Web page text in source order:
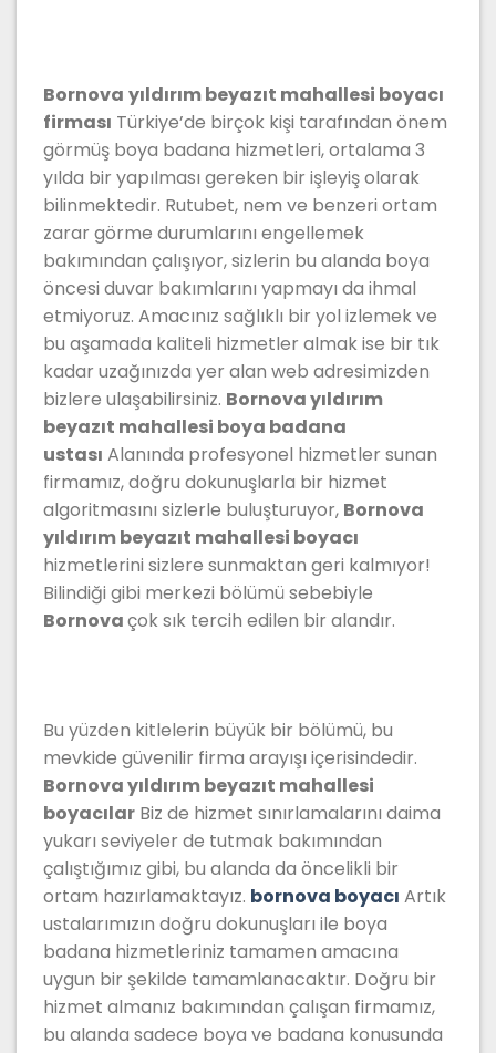
Bornova yıldırım beyazıt mahallesi boyacı
firması Türkiye’de birçok kişi tarafından önem
görmüş boya badana hizmetleri, ortalama 3
yılda bir yapılması gereken bir işleyiş olarak
bilinmektedir. Rutubet, nem ve benzeri ortam
zarar görme durumlarını engellemek
bakımından çalışıyor, sizlerin bu alanda boya
öncesi duvar bakımlarını yapmayı da ihmal
etmiyoruz. Amacınız sağlıklı bir yol izlemek ve
bu aşamada kaliteli hizmetler almak ise bir tık
kadar uzağınızda yer alan web adresimizden
bizlere ulaşabilirsiniz. Bornova yıldırım
beyazıt mahallesi boya badana
ustası Alanında profesyonel hizmetler sunan
firmamız, doğru dokunuşlarla bir hizmet
algoritmasını sizlerle buluşturuyor, Bornova
yıldırım beyazıt mahallesi boyacı
hizmetlerini sizlere sunmaktan geri kalmıyor!
Bilindiği gibi merkezi bölümü sebebiyle
Bornovaçok sık tercih edilen bir alandır.
Bu yüzden kitlelerin büyük bir bölümü, bu
mevkide güvenilir firma arayışı içerisindedir.
Bornova yıldırım beyazıt mahallesi
boyacılar Biz de hizmet sınırlamalarını daima
yukarı seviyeler de tutmak bakımından
çalıştığımız gibi, bu alanda da öncelikli bir
ortam hazırlamaktayız. bornova boyacı Artık
ustalarımızın doğru dokunuşları ile boya
badana hizmetleriniz tamamen amacına
uygun bir şekilde tamamlanacaktır. Doğru bir
hizmet almanız bakımından çalışan firmamız,
bu alanda sadece boya ve badana konusunda